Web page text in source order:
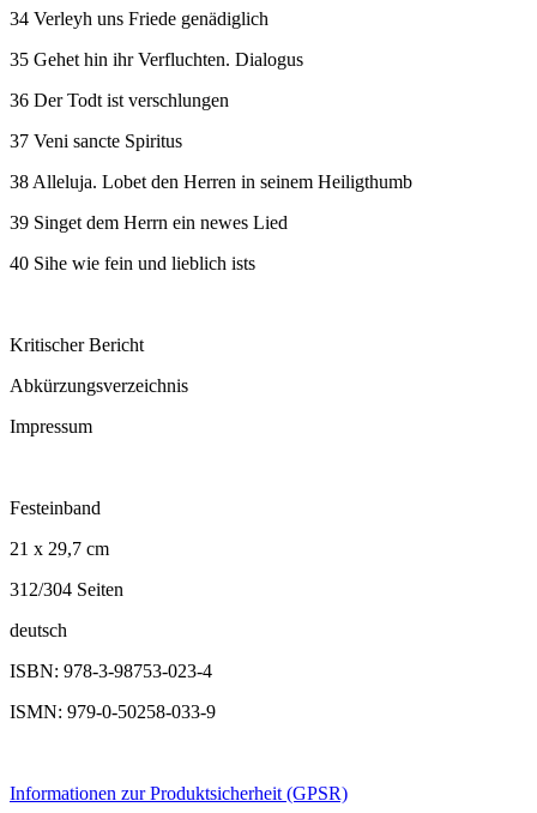
34 Verleyh uns Friede genädiglich
35 Gehet hin ihr Verfluchten. Dialogus
36 Der Todt ist verschlungen
37 Veni sancte Spiritus
38 Alleluja. Lobet den Herren in seinem Heiligthumb
39 Singet dem Herrn ein newes Lied
40 Sihe wie fein und lieblich ists
Kritischer Bericht
Abkürzungsverzeichnis
Impressum
Festeinband
21 x 29,7 cm
312/304 Seiten
deutsch
ISBN: 978-3-98753-023-4
ISMN: 979-0-50258-033-9
Informationen zur Produktsicherheit (GPSR)